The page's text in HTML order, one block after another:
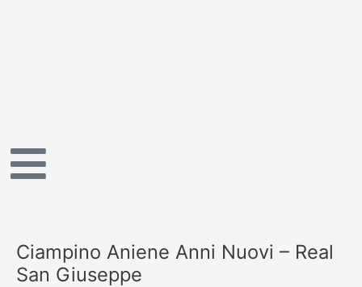
Ciampino Aniene Anni Nuovi – Real
San Giuseppe